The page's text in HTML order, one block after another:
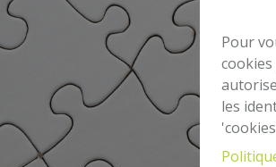
Pour
les